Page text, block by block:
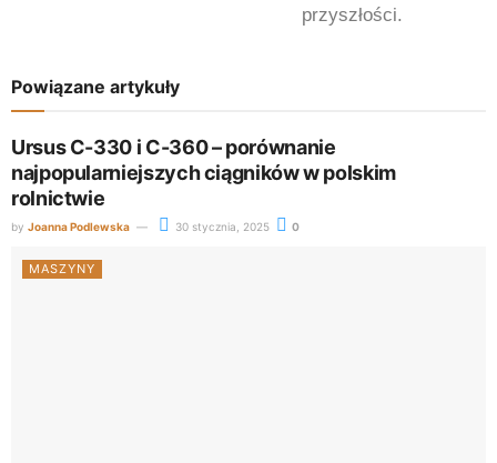
przyszłości.
Powiązane artykuły
Ursus C-330 i C-360 – porównanie
najpopularniejszych ciągników w polskim
rolnictwie
by Joanna Podlewska 30 stycznia, 2025 0
MASZYNY